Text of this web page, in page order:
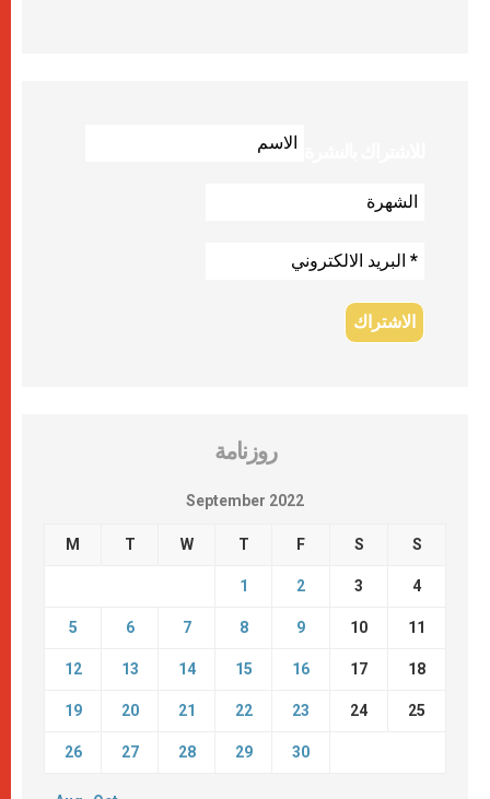
روزنامة
September 2022
M T W T F S S
1 2 3 4
5 6 7 8 9 10 11
12 13 14 15 16 17 18
19 20 21 22 23 24 25
26 27 28 29 30